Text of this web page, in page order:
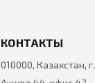
КОНТАКТЫ
010000, Казахстан,